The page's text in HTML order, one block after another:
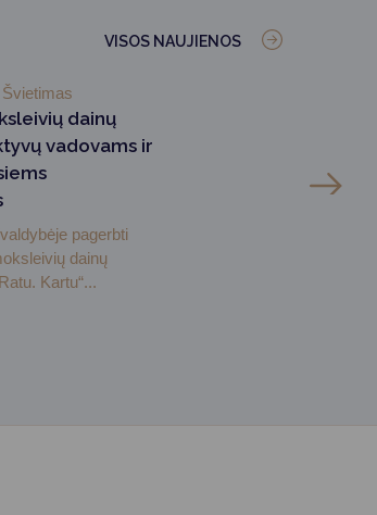
VISOS NAUJIENOS
Švietimas
dainų
vadovams ir
pagerbti
dainų
Kartu“...